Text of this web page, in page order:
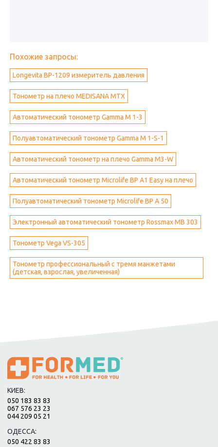
Похожие запросы:
Longevita BP-1209 измеритель давления
Тонометр на плечо MEDISANA MTX
Автоматический тонометр Gamma M 1-3
Полуавтоматический тонометр Gamma M 1-S-1
Автоматический тонометр на плечо Gamma M3-W
Автоматический тонометр Microlife BP A1 Easy на плечо
Полуавтоматический тонометр Microlife BP A 50
Электронный автоматический тонометр Rossmax MB 303
Тонометр Vega VS-305
Тонометр профессиональный с тремя манжетами
(детская, взрослая, увеличенная)
КИЕВ:
050 183 83 83
067 576 23 23
044 209 05 21
ОДЕССА:
050 422 83 83